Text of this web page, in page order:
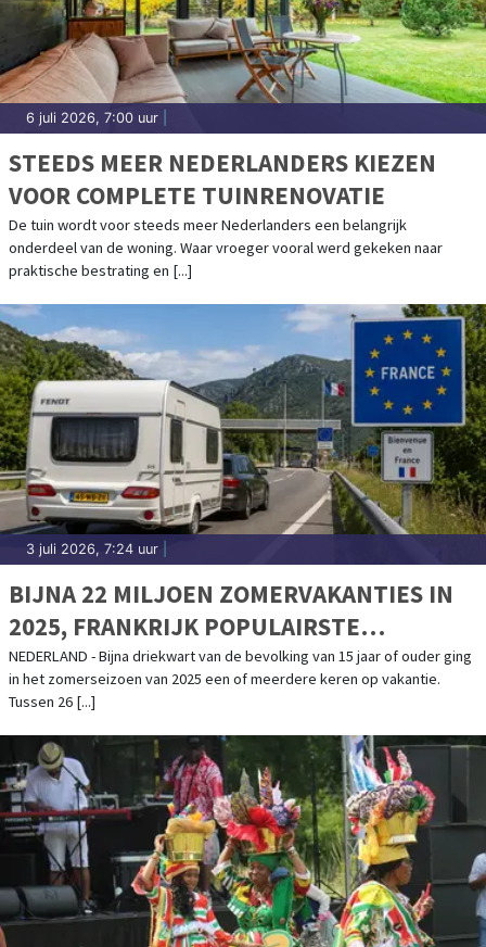
6 juli 2026, 7:00 uur
STEEDS MEER NEDERLANDERS KIEZEN
VOOR COMPLETE TUINRENOVATIE
De tuin wordt voor steeds meer Nederlanders een belangrijk
onderdeel van de woning. Waar vroeger vooral werd gekeken naar
praktische bestrating en [...]
3 juli 2026, 7:24 uur
BIJNA 22 MILJOEN ZOMERVAKANTIES IN
2025, FRANKRIJK POPULAIRSTE
BESTEMMING
NEDERLAND - Bijna driekwart van de bevolking van 15 jaar of ouder ging
in het zomerseizoen van 2025 een of meerdere keren op vakantie.
Tussen 26 [...]